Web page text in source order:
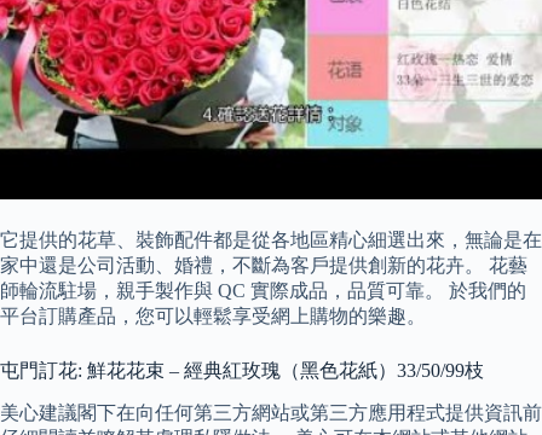
它提供的花草、裝飾配件都是從各地區精心細選出來，無論是在
家中還是公司活動、婚禮，不斷為客戶提供創新的花卉。 花藝
師輪流駐場，親手製作與 QC 實際成品，品質可靠。 於我們的
平台訂購產品，您可以輕鬆享受網上購物的樂趣。
屯門訂花: 鮮花花束 – 經典紅玫瑰（黑色花紙）33/50/99枝
美心建議閣下在向任何第三方網站或第三方應用程式提供資訊前